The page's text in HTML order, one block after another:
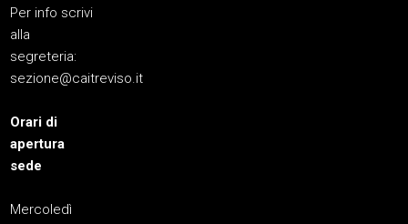
Per info scrivi
alla
segreteria:
sezione@caitreviso.it
Orari di
apertura
sede
Mercoledì